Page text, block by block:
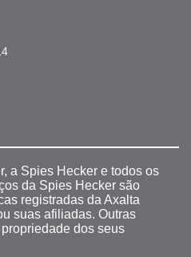
a Spies Hecker e todos os
da Spies Hecker são
registradas da Axalta
suas afiliadas. Outras
dos seus